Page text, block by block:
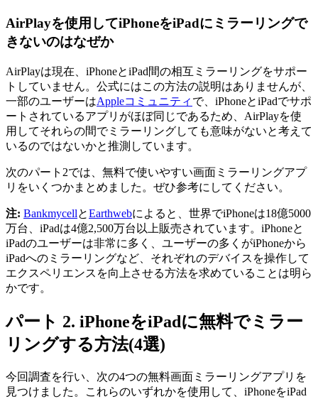
AirPlayを使用してiPhoneをiPadにミラーリングで
きないのはなぜか
AirPlayは現在、iPhoneとiPad間の相互ミラーリングをサポー
トしていません。公式にはこの方法の説明はありませんが、
一部のユーザーはAppleコミュニティ で、iPhoneとiPadでサポ
ートされているアプリがほぼ同じであるため、AirPlayを使
用してそれらの間でミラーリングしても意味がないと考えて
いるのではないかと推測しています。
次のパート2では、無料で使いやすい画面ミラーリングアプ
リをいくつかまとめました。ぜひ参考にしてください。
注: BankmycellとEarthwebによると、世界でiPhoneは18億5000
万台、iPadは4億2,500万台以上販売されています。iPhoneと
iPadのユーザーは非常に多く、ユーザーの多くがiPhoneから
iPadへのミラーリングなど、それぞれのデバイスを操作して
エクスペリエンスを向上させる方法を求めていることは明ら
かです。
パート 2. iPhoneをiPadに無料でミラー
リングする方法(4選)
今回調査を行い、次の4つの無料画面ミラーリングアプリを
見つけました。これらのいずれかを使用して、iPhoneをiPad